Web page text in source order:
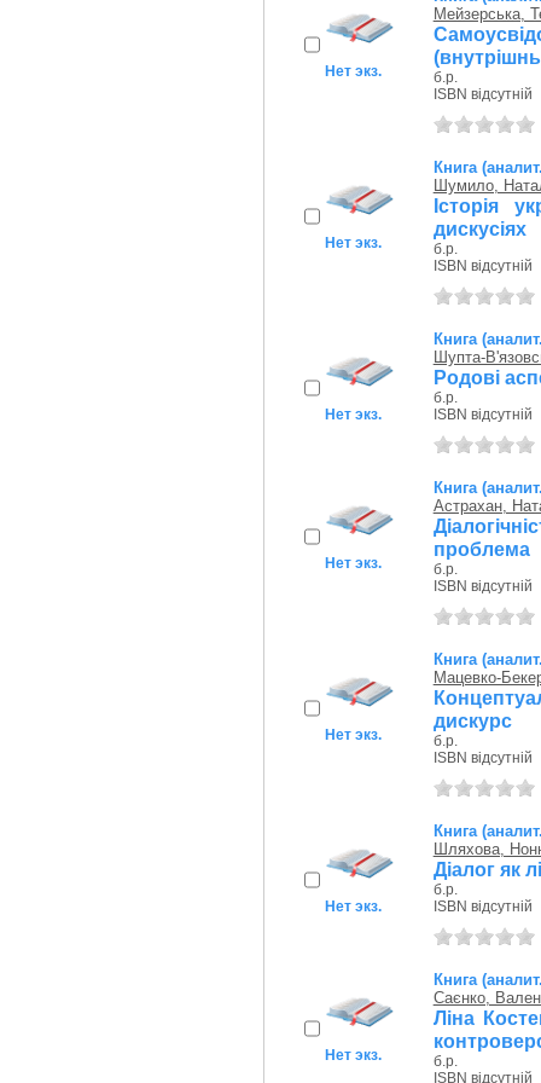
Нет экз.
Мейзерська,
б.р.
ISBN відсутній
Нет экз.
Книга
Шумило,
Історія
дискусіях
б.р.
ISBN відсутній
Нет экз.
Книга
Шупта-
Родові
б.р.
ISBN відсутній
Нет экз.
Книга
Астрахан,
проблема
б.р.
ISBN відсутній
Нет экз.
Книга
Мацевко-
дискурс
б.р.
ISBN відсутній
Нет экз.
Книга
Шляхова,
Діалог як
б.р.
ISBN відсутній
Нет экз.
Книга
Саєнко,
Ліна
б.р.
ISBN відсутній